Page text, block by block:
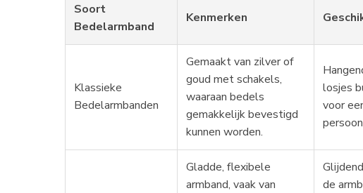
Soort
Bedelarmband
Kenmerken
Klassieke
Bedelarmbanden
Gemaakt van zilver of
goud met schakels,
waaraan bedels
gemakkelijk bevestigd
kunnen worden.
losjes
voor
Gladde, flexibele
armband, vaak van
de